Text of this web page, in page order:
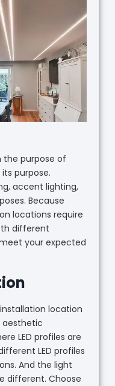
the purpose of
purpose.
accent lighting,
Because
locations require
different
your expected
location
aesthetic
LED profiles are
LED profiles
And the light
different. Choose